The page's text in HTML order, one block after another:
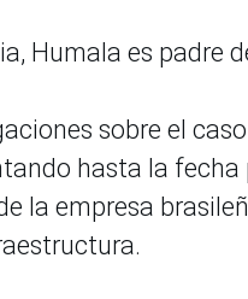
Humala es padre
sobre el
hasta la fecha
la empresa